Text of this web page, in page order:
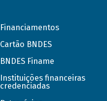
Financiamentos
Cartão BNDES
BNDES Finame
Instituições financeiras
credenciadas